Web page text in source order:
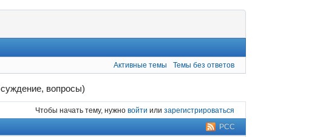
Активные темы Темы без ответов
вопросы)
Чтобы начать тему, нужно войти или зарегистрироваться
РСС